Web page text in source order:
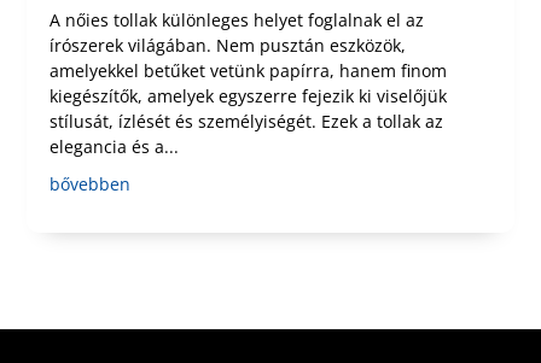
A nőies tollak különleges helyet foglalnak el az
írószerek világában. Nem pusztán eszközök,
amelyekkel betűket vetünk papírra, hanem finom
kiegészítők, amelyek egyszerre fejezik ki viselőjük
stílusát, ízlését és személyiségét. Ezek a tollak az
elegancia és a...
bővebben